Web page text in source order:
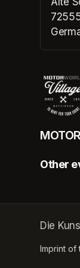
Other
Die
Imprint of